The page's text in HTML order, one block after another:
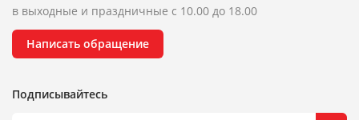
в выходные и праздничные с 10.00 до 18.00
Написать обращение
Подписывайтесь